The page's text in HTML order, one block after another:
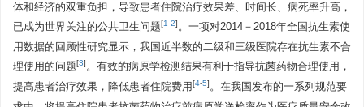
体和经济的双重负担，导致患者住院治疗效果差、时间长、病死率升高，
已成为世界关注的公共卫生问题[1-2]。一项对2014－2018年全国抗生素使
用数据的回顾性研究显示，我国近半数的二级和三级医院存在抗生素不合
理使用的问题[3]。有效的病原学检测结果有利于指导抗菌药物合理使用，
提高患者治疗效果，降低患者住院费用[4-5]。在我国发布的一系列规范要